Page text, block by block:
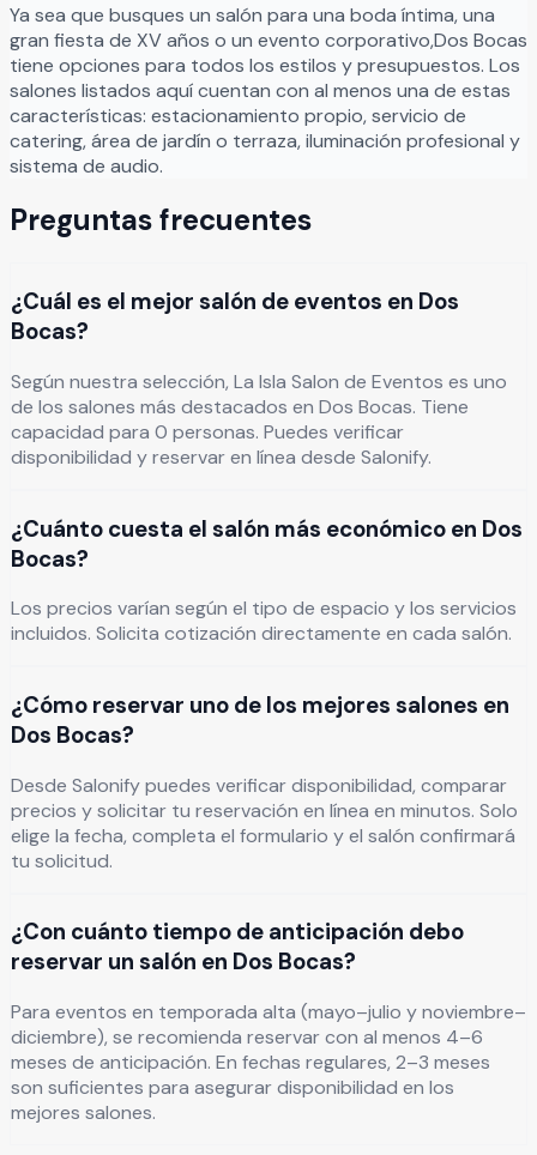
Ya sea que busques un salón para una boda íntima, una
gran fiesta de XV años o un evento corporativo,Dos Bocas
tiene opciones para todos los estilos y presupuestos. Los
salones listados aquí cuentan con al menos una de estas
características: estacionamiento propio, servicio de
catering, área de jardín o terraza, iluminación profesional y
sistema de audio.
Preguntas frecuentes
¿Cuál es el mejor salón de eventos en Dos
Bocas?
Según nuestra selección, La Isla Salon de Eventos es uno
de los salones más destacados en Dos Bocas. Tiene
capacidad para 0 personas. Puedes verificar
disponibilidad y reservar en línea desde Salonify.
¿Cuánto cuesta el salón más económico en Dos
Bocas?
Los precios varían según el tipo de espacio y los servicios
incluidos. Solicita cotización directamente en cada salón.
¿Cómo reservar uno de los mejores salones en
Dos Bocas?
Desde Salonify puedes verificar disponibilidad, comparar
precios y solicitar tu reservación en línea en minutos. Solo
elige la fecha, completa el formulario y el salón confirmará
tu solicitud.
¿Con cuánto tiempo de anticipación debo
reservar un salón en Dos Bocas?
Para eventos en temporada alta (mayo–julio y noviembre–
diciembre), se recomienda reservar con al menos 4–6
meses de anticipación. En fechas regulares, 2–3 meses
son suficientes para asegurar disponibilidad en los
mejores salones.